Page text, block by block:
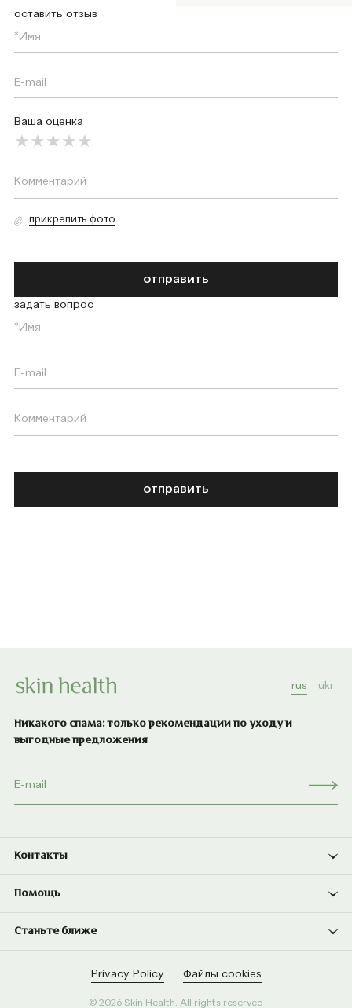
оставить отзыв
Ваша оценка
прикрепить фото
отправить
задать вопрос
отправить
rus ukr
Никакого спама: только рекомендации по уходу и
выгодные предложения
Контакты
Помощь
Станьте ближе
Privacy Policy Файлы cookies
© 2026 Skin Health. All rights reserved